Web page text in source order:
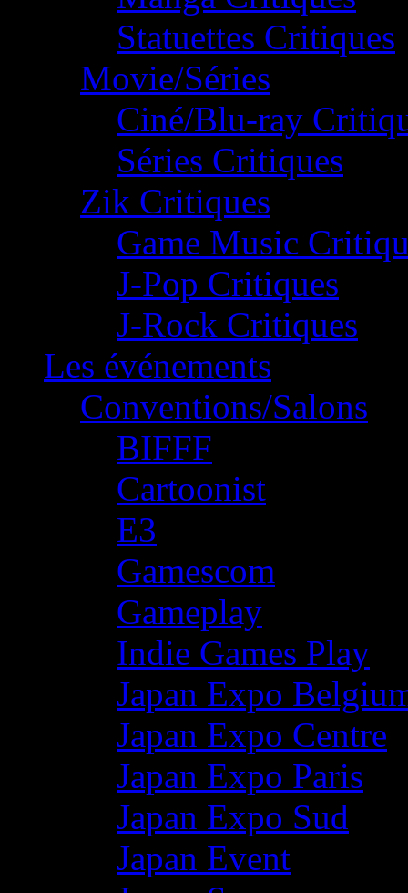
Statuettes Critiques
Movie/Séries
Ciné/Blu-ray
Séries Critiques
Zik Critiques
Game Music
J-Pop Critiques
J-Rock Critiques
Les événements
Conventions/Salons
BIFFF
Cartoonist
E3
Gamescom
Gameplay
Indie Games Play
Japan Expo
Japan Expo Centre
Japan Expo Paris
Japan Expo Sud
Japan Event